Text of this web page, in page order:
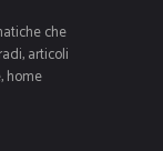
che
articoli
home